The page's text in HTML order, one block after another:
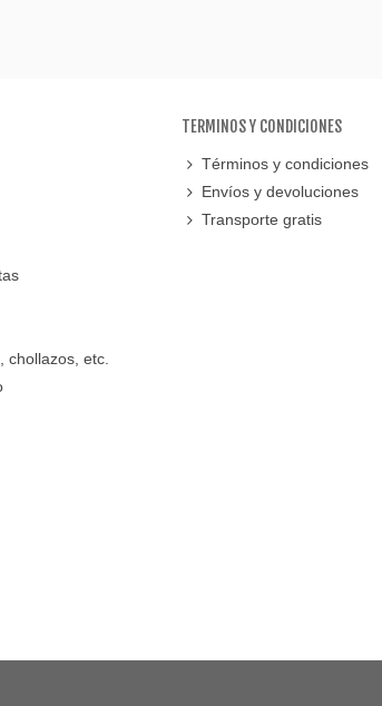
chollazos, etc.
TERMINOS Y CONDICIONES
Términos y condiciones
Envíos y devoluciones
Transporte gratis